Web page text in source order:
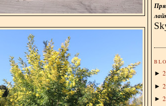
►
►
►